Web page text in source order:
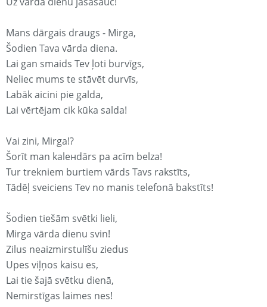
Mans dārgais draugs - Mirga,
Šodien Tava vārda diena.
Lai gan smaids Tev ļoti burvīgs,
Neliec mums te stāvēt durvīs,
Labāk aicini pie galda,
Lai vērtējam cik kūka salda!
Vai zini, Mirga!?
Šorīt man kaleнdārs pa acīm belza!
Tur trekniem burtiem vārds Tavs rakstīts,
Tādēļ sveiciens Tev no manis telefonā bakstīts!
Šodien tiešām svētki lieli,
Mirga vārda dienu svin!
Zilus neaizmirstulīšu ziedus
Upes viļņos kaisu es,
Lai tie šajā svētku dienā,
Nemirstīgas laimes nes!